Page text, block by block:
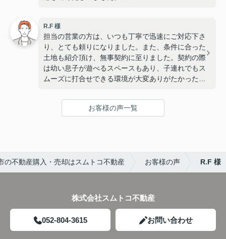
R.F 様
担当の営業の方は、いつも丁寧で迅速にご対応下さ
り、とても頼りになりました。また、条件に合った
土地も紹介頂け、無事契約に至りました。契約の際
は幼い息子が遊べるスペースもあり、子連れでもス
ムーズに打合せできる環境が大変ありがたかったで
お客様の声一覧
の不動産購入・売却はスムトコ不動産 お客様の声 R.F 様
株式会社スムトコ不動産
052-804-3615 お問い合わせ